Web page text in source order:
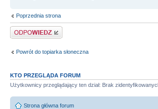
Poprzednia strona
Odpowiedz
Powrót do topiarka słoneczna
KTO PRZEGLĄDA FORUM
Użytkownicy przeglądający ten dział: Brak
Strona główna forum